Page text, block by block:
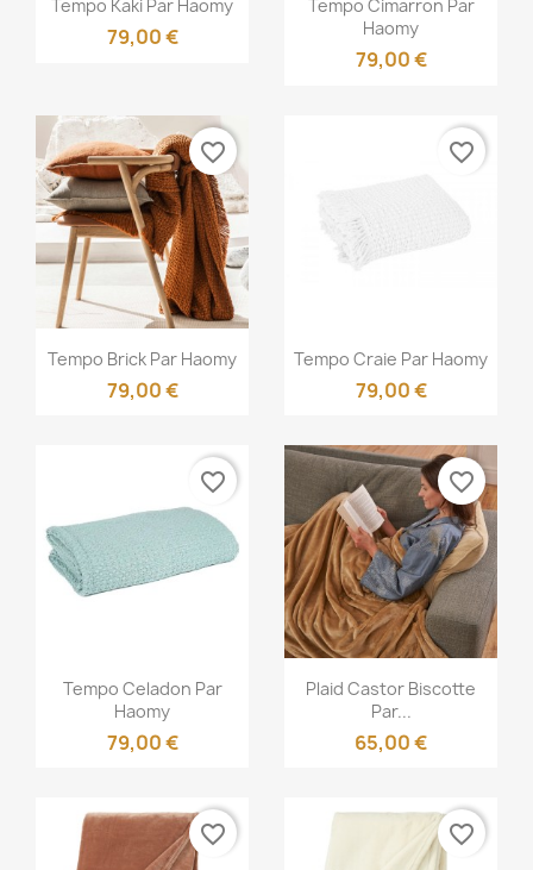
Tempo Kaki Par Haomy
79,00 €
Tempo Cimarron Par
Haomy
79,00 €
Aperçu rapide
Tempo Brick Par Haomy
79,00 €
favorite_border
Aperçu rapide
Tempo Craie Par Haomy
79,00 €
favorite_border
Aperçu rapide
Tempo Celadon Par
Haomy
79,00 €
favorite_border
Aperçu rapide
Plaid Castor Biscotte
Par...
65,00 €
favorite_border
favorite_border favorite_border